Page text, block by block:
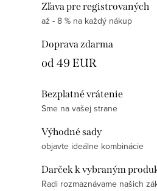
Zľava pre registrovaných
až - 8 % na každý nákup
Doprava zdarma
od 49 EUR
Bezplatné vrátenie
Sme na vašej strane
Výhodné sady
objavte ideálne kombinácie
Darček k vybraným
Radi rozmaznávame našich